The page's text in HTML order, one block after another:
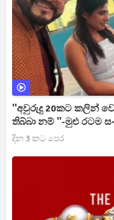
''අවුරුදු 20කට කලින්
තිබ්බා නම් ''-මුළු රටම
දින 3 කට පෙර